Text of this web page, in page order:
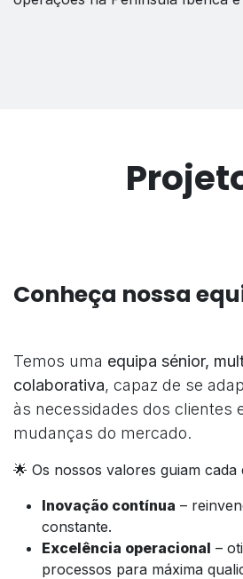
Conheça nossa
Temos uma equipa sénior,
colaborativa, capaz de se
às necessidades dos clientes
mudanças do mercado.
🌟 Os nossos valores guiam cada
Inovação contínua –
constante.
Excelência operacional –
processos para máxima